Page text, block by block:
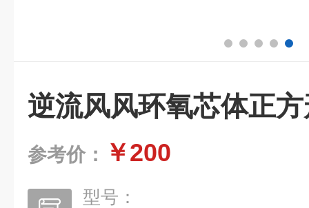
逆流风风环氧芯体正
参考价： ￥200
型号：